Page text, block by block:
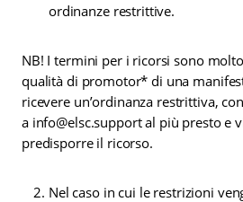
ordinanze restrittive.
NB! I termini per i ricorsi sono
qualità di promotor* di una
ricevere un’ordinanza restrittiva,
a info@elsc.support al più presto e
predisporre il ricorso.
Nel caso in cui le restrizioni